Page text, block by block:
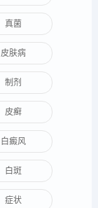
真菌
皮肤病
制剂
皮癣
白癜风
白斑
症状